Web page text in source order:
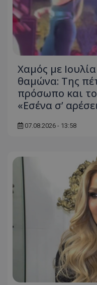
Χαμός με
θαμώνα: Της
πρόσωπο και
«Εσένα σ’
07.08.2026 - 13:58